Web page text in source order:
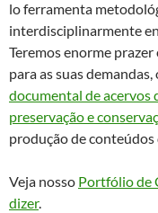
lo ferramenta
interdisciplinarmente
Teremos enorme
para as suas demandas,
documental de acervos
preservação e
produção de
Veja nosso Portfólio de
dizer.